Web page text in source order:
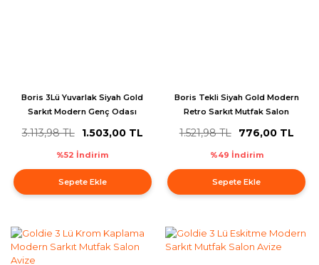
Boris 3Lü Yuvarlak Siyah Gold
Sarkıt Modern Genç Odası
3.113,98 TL 1.503,00 TL
%52 İndirim
Sepete Ekle
Boris Tekli Siyah Gold Modern
Retro Sarkıt Mutfak Salon
1.521,98 TL 776,00 TL
%49 İndirim
Sepete Ekle